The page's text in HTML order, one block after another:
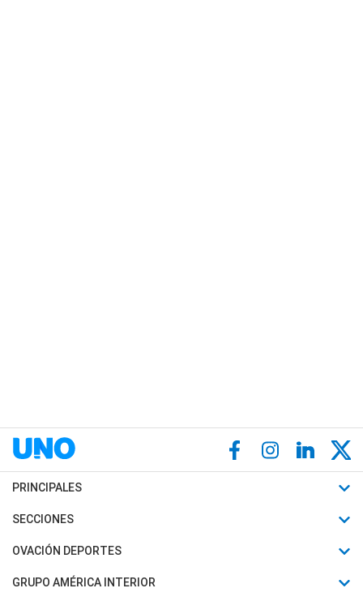
PRINCIPALES
Últimas Noticias
Política
SECCIONES
Horóscopo
Motores
OVACIÓN DEPORTES
Fútbol
GRUPO AMÉRICA INTERIOR